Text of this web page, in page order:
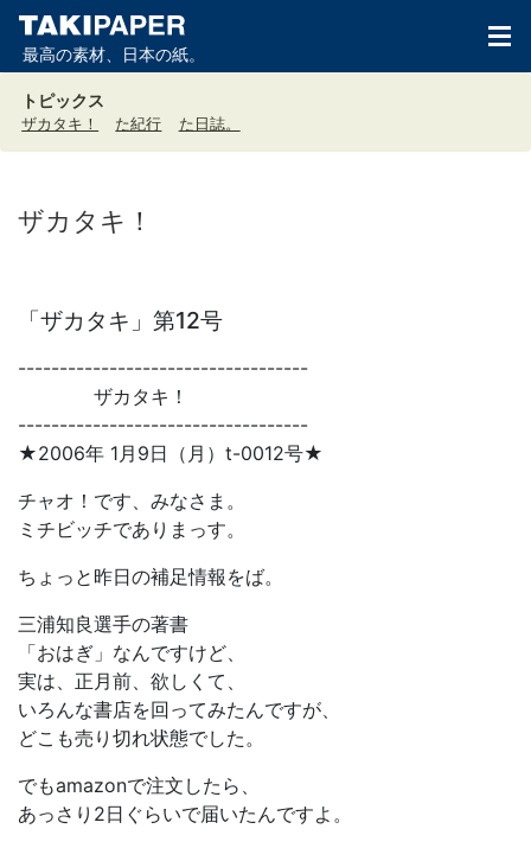
最高の素材、日本の紙。
トピックス
ザカタキ！ た紀行 た日誌。
ザカタキ！
「ザカタキ」第12号
-----------------------------------
ザカタキ！
-----------------------------------
★2006年 1月9日（月）t-0012号★
チャオ！です、みなさま。
ミチビッチでありまっす。
ちょっと昨日の補足情報をば。
三浦知良選手の著書
「おはぎ」なんですけど、
実は、正月前、欲しくて、
いろんな書店を回ってみたんですが、
どこも売り切れ状態でした。
でもamazonで注文したら、
あっさり2日ぐらいで届いたんですよ。